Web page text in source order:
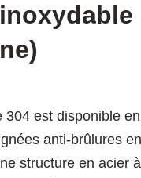
304 est disponible en
anti-brûlures en
structure en acier